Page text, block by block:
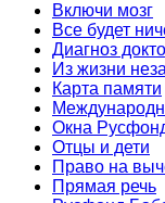
Включи мозг
Все будет
Диагноз
Из жизни
Карта памяти
Окна
Отцы и дети
Право на
Прямая речь